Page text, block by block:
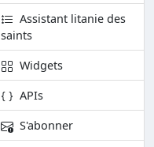
Assistant litanie des
saints
Widgets
APIs
S'abonner